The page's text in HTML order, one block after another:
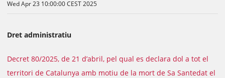
Wed Apr 23 10:00:00 CEST 2025
Dret administratiu
Decret 80/2025, de 21 d’abril, pel qual es declara dol a tot el
territori de Catalunya amb motiu de la mort de Sa Santedat el